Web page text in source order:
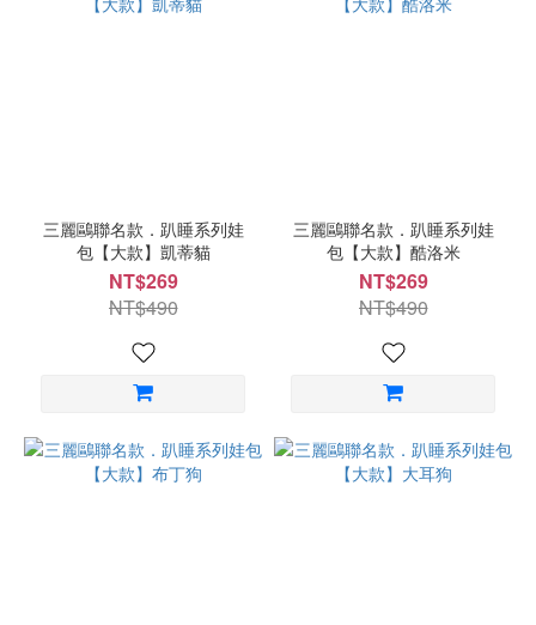
三麗鷗聯名款．趴睡系列娃
包【大款】凱蒂貓
NT$269
NT$490
三麗鷗聯名款．趴睡系列娃
包【大款】酷洛米
NT$269
NT$490